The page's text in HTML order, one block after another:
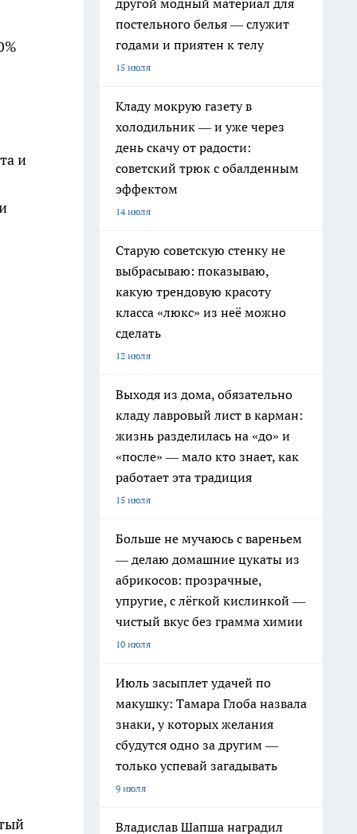
и
другой модный материал для
постельного белья — служит
годами и приятен к телу
15 июля
Кладу мокрую газету в
холодильник — и уже через
день скачу от радости:
советский трюк с обалденным
эффектом
14 июля
Старую советскую стенку не
выбрасываю: показываю,
какую трендовую красоту
класса «люкс» из неё можно
сделать
12 июля
Выходя из дома, обязательно
кладу лавровый лист в карман:
жизнь разделилась на «до» и
«после» — мало кто знает, как
работает эта традиция
15 июля
Больше не мучаюсь с вареньем
— делаю домашние цукаты из
абрикосов: прозрачные,
упругие, с лёгкой кислинкой —
чистый вкус без грамма химии
10 июля
Июль засыплет удачей по
макушку: Тамара Глоба назвала
знаки, у которых желания
сбудутся одно за другим —
только успевай загадывать
9 июля
Владислав Шапша наградил